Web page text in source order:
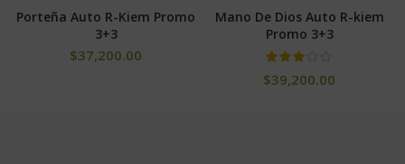
Porteña Auto R-Kiem Promo
3+3
$37,200.00
Mano De Dios Auto R-kiem
Promo 3+3
$39,200.00